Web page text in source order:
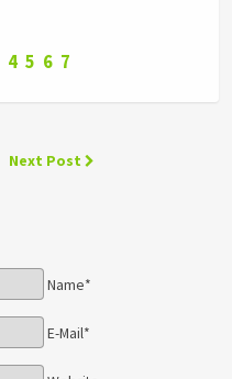
4 5 6 7
Next Post
Name*
E-Mail*